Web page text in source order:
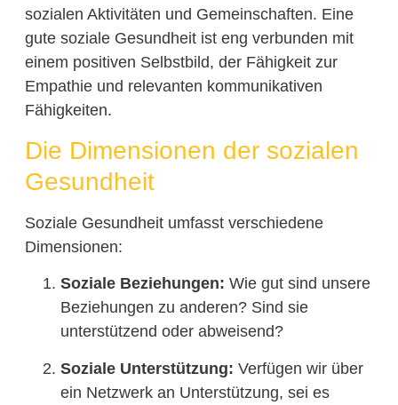
sozialen Aktivitäten und Gemeinschaften. Eine
gute soziale Gesundheit ist eng verbunden mit
einem positiven Selbstbild, der Fähigkeit zur
Empathie und relevanten kommunikativen
Fähigkeiten.
Die Dimensionen der sozialen
Gesundheit
Soziale Gesundheit umfasst verschiedene
Dimensionen:
Soziale Beziehungen: Wie gut sind unsere
Beziehungen zu anderen? Sind sie
unterstützend oder abweisend?
Soziale Unterstützung: Verfügen wir über
ein Netzwerk an Unterstützung, sei es